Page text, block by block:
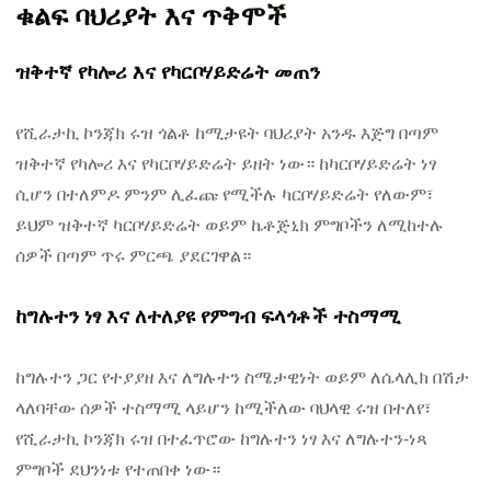
ቁልፍ ባህሪያት እና ጥቅሞች
ዝቅተኛ የካሎሪ እና የካርቦሃይድሬት መጠን
የሺራታኪ ኮንጃክ ሩዝ ጎልቶ ከሚታዩት ባህሪያት አንዱ እጅግ በጣም
ዝቅተኛ የካሎሪ እና የካርቦሃይድሬት ይዘት ነው። ከካርቦሃይድሬት ነፃ
ሲሆን በተለምዶ ምንም ሊፈጩ የሚችሉ ካርቦሃይድሬት የለውም፣
ይህም ዝቅተኛ ካርቦሃይድሬት ወይም ኬቶጅኒክ ምግቦችን ለሚከተሉ
ሰዎች በጣም ጥሩ ምርጫ ያደርገዋል።
ከግሉተን ነፃ እና ለተለያዩ የምግብ ፍላጎቶች ተስማሚ
ከግሉተን ጋር የተያያዘ እና ለግሉተን ስሜታዊነት ወይም ለሴላሊክ በሽታ
ላለባቸው ሰዎች ተስማሚ ላይሆን ከሚችለው ባህላዊ ሩዝ በተለየ፣
የሺራታኪ ኮንጃክ ሩዝ በተፈጥሮው ከግሉተን ነፃ እና ለግሉተን-ነጻ
ምግቦች ደህንነቱ የተጠበቀ ነው።